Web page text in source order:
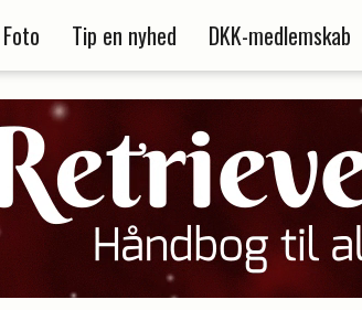
Foto Tip en nyhed DKK-medlemskab